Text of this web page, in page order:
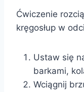
Ćwiczenie
kręgosłup w
Ustaw się
barkami,
Wciągnij